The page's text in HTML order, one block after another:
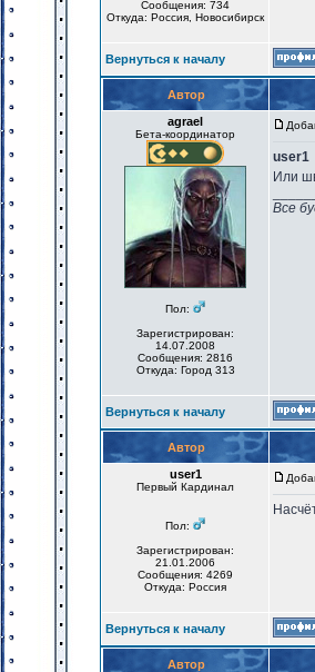
Сообщения: 734
Откуда: Россия, Новосибирск
Вернуться к началу
Автор
agrael
Бета-координатор
Пол:
Зарегистрирован:
14.07.2008
Сообщения: 2816
Откуда: Город 313
user1
Или
Все
Вернуться к началу
Автор
user1
Первый Кардинал
Пол:
Зарегистрирован:
21.01.2006
Сообщения: 4269
Откуда: Россия
Вернуться к началу
Автор